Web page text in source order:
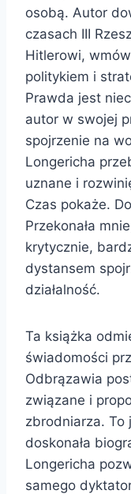
osobą. Autor
czasach III
Hitlerowi,
politykiem i
Prawda jest
autor w swojej
spojrzenie na
Longericha
uznane i
Czas pokaże.
Przekonała
krytycznie,
dystansem
działalność.
Ta książka
świadomości
Odbrązawia
związane i
zbrodniarza. To
doskonała
Longericha
samego